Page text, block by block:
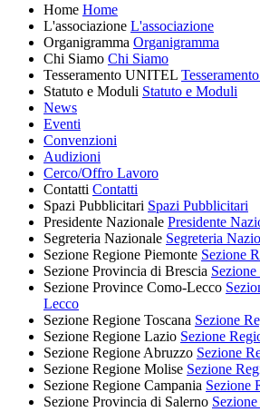
Home Home
L'associazione L'associazione
Organigramma Organigramma
Chi Siamo Chi Siamo
Tesseramento UNITEL
Statuto e Moduli Statuto e Moduli
News
Eventi
Convenzioni
Audizioni
Cerco/Offro Lavoro
Contatti Contatti
Spazi Pubblicitari Spazi Pubblicitari
Presidente Nazionale Presidente
Segreteria Nazionale Segreteria
Sezione Regione Piemonte Sezione
Sezione Provincia di Brescia
Sezione Province Como-Lecco
Lecco
Sezione Regione Toscana Sezione
Sezione Regione Lazio Sezione
Sezione Regione Abruzzo Sezione
Sezione Regione Molise Sezione
Sezione Regione Campania Sezione
Sezione Provincia di Salerno